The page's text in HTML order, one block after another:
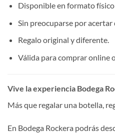
Disponible en formato
Sin preocuparse por
Regalo original y diferente.
Válida para comprar online
Vive la experiencia Bodega
Más que regalar una botella,
En Bodega Rockera podrás